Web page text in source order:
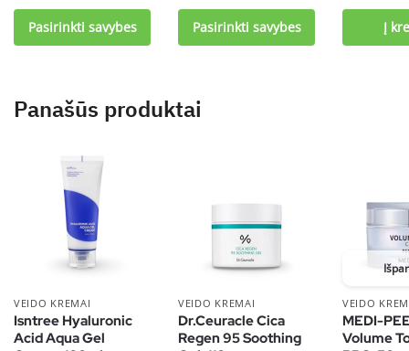
Pasirinkti savybes Pasirinkti savybes Į
Panašūs produktai
VEIDO KREMAI
Isntree Hyaluronic
Acid Aqua Gel
VEIDO KREMAI
Dr.Ceuracle Cica
Regen 95 Soothing
VEIDO
MEDI-
Volume